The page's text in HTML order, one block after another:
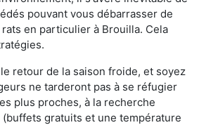
pouvant vous débarrasser de
en particulier à Brouilla. Cela
retour de la saison froide, et soyez
ne tarderont pas à se réfugier
plus proches, à la recherche
gratuits et une température